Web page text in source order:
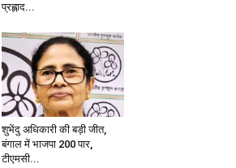
प्रह्लाद...
शुभेंदु अधिकारी की बड़ी जीत,
बंगाल में भाजपा 200 पार,
टीएमसी...